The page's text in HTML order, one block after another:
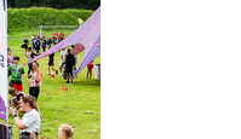
Boeing на